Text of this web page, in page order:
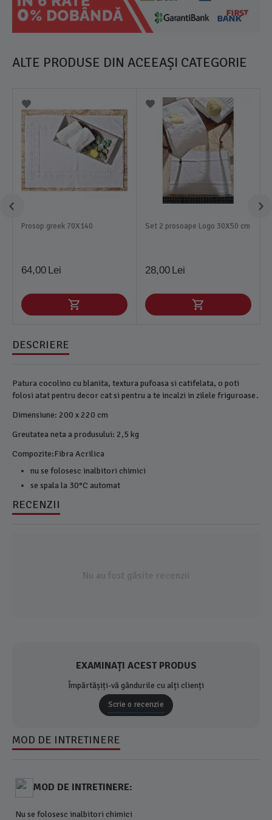
ALTE PRODUSE DIN ACEEAȘI CATEGORIE
Prosop greek 70X140
64,00 Lei
Set 2 prosoape Logo 30X50 cm
28,00 Lei
DESCRIERE
Patura cocolino cu blanita, textura pufoasa si catifelata, o poti
folosi atat pentru decor cat si pentru a te incalzi in zilele friguroase.
Dimensiune: 200 x 220 cm
Greutatea neta a produsului: 2,5 kg
Compozite:Fibra Acrilica
nu se folosesc inalbitori chimici
se spala la 30°C automat
RECENZII
Nu au fost găsite recenzii
EXAMINAȚI ACEST PRODUS
Împărtășiți-vă gândurile cu alți clienți
Scrie o recenzie
MOD DE INTRETINERE
MOD DE INTRETINERE:
Nu se folosesc inalbitori chimici